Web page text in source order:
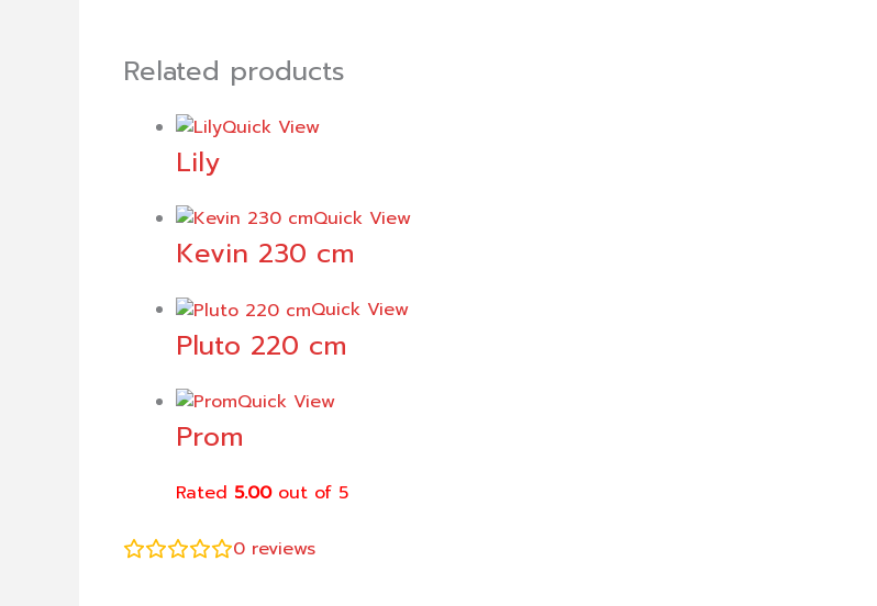
Related products
Quick View
Lily
Quick View
Kevin 230 cm
Quick View
Pluto 220 cm
Quick View
Prom
Rated 5.00out of 5
0 reviews